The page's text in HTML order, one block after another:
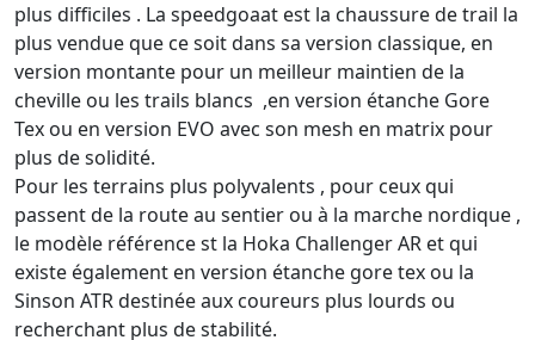
plus difficiles . La speedgoaat est la chaussure de trail la
plus vendue que ce soit dans sa version classique, en
version montante pour un meilleur maintien de la
cheville ou les trails blancs ,en version étanche Gore
Tex ou en version EVO avec son mesh en matrix pour
plus de solidité.
Pour les terrains plus polyvalents , pour ceux qui
passent de la route au sentier ou à la marche nordique ,
le modèle référence st la Hoka Challenger AR et qui
existe également en version étanche gore tex ou la
Sinson ATR destinée aux coureurs plus lourds ou
recherchant plus de stabilité.